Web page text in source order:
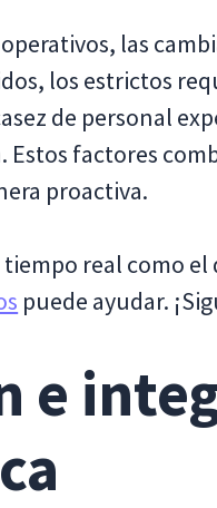
las
los estrictos
de personal
Estos factores
proactiva.
real como
puede ayudar.
e